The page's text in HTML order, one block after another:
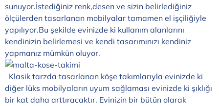
sunuyor.İstediğiniz renk,desen ve sizin belirlediğiniz
ölçülerden tasarlanan mobilyalar tamamen el işçiliğiyle
yapılıyor.Bu şekilde evinizde ki kullanım alanlarını
kendinizin belirlemesi ve kendi tasarımınızı kendiniz
yapmanız mümkün oluyor.
Klasik tarzda tasarlanan köşe takımlarıyla evinizde ki
diğer lüks mobilyaların uyum sağlaması evinizde ki şıklığı
bir kat daha arttıracaktır. Evinizin bir bütün olarak